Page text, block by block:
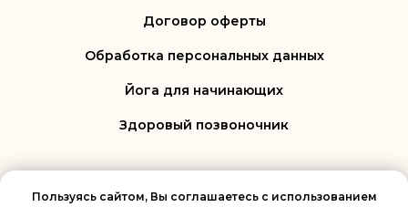
Пользуясь сайтом, Вы соглашаетесь с использованием
Договор оферты
Обработка персональных данных
Йога для начинающих
Здоровый позвоночник
© 2022-2026 Кузьмина Любовь Александровна